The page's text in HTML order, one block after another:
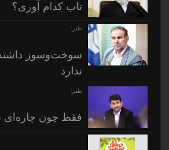
تاب کدام آوری؟
طنز؛
سوخت‌وسوز داشته
ندارد
طنز؛
فقط چون چاره‌ای